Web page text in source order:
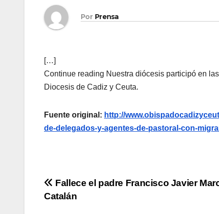
Por Prensa
[…]
Continue reading Nuestra diócesis participó en
Diocesis de Cadiz y Ceuta.
Fuente original: http://
de-delegados-y-agentes-de-pastoral-con-
Navegación
Fallece el padre Francisco Javier
Catalán